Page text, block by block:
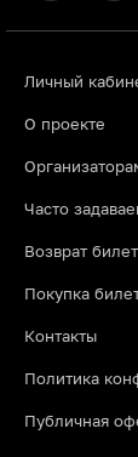
Личный
О проекте
Часто
Возврат
Покупка
Контакты
Политика
Публичная